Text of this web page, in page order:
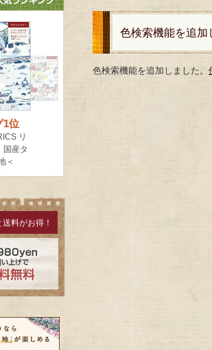
料がお得！
色検索機能を追加
色検索機能を追加しました。